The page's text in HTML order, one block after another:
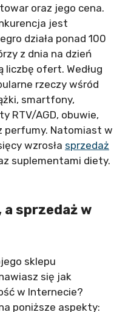
oraz jego cena.
jest
działa ponad 100
z dnia na dzień
liczbę ofert. Według
rzeczy wśród
smartfony,
RTV/AGD, obuwie,
perfumy. Natomiast w
wzrosła sprzedaż
suplementami diety.
sprzedaż w
sklepu
się jak
w Internecie?
poniższe aspekty: